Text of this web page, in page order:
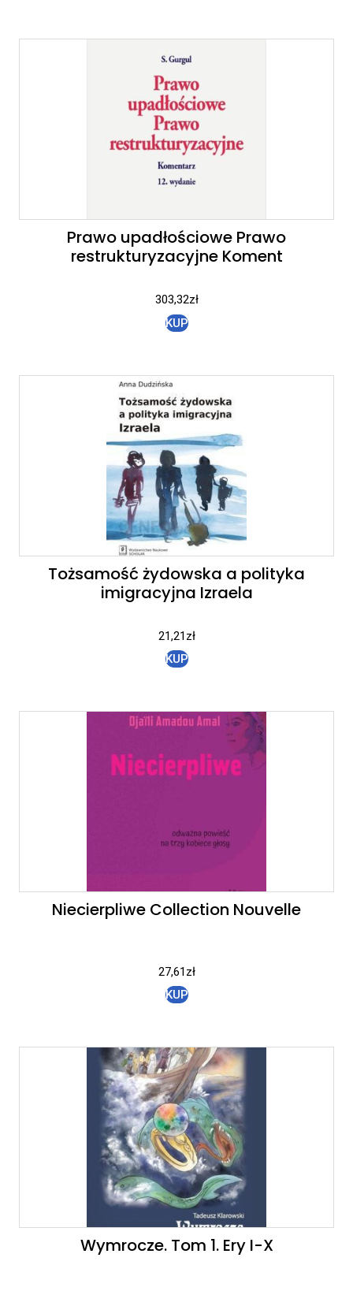
Prawo upadłościowe Prawo
restrukturyzacyjne Koment
303,32zł
KUP
Tożsamość żydowska a polityka
imigracyjna Izraela
21,21zł
KUP
Niecierpliwe Collection Nouvelle
27,61zł
KUP
Wymrocze. Tom 1. Ery I-X